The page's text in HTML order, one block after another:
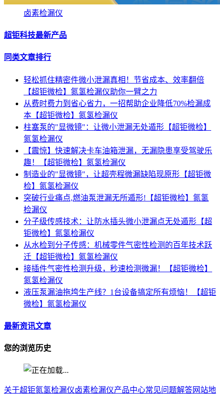
卤素检漏仪
超钜科技最新产品
同类文章排行
轻松抓住精密件微小泄漏真相！节省成本、效率翻倍
【超钜微检】氮氢检漏仪助你一臂之力
从费时费力到省心省力，一招帮助企业降低70%检漏成
本【超钜微检】氮氢检漏仪
柱塞泵的"显微镜"：让微小泄漏无处遁形【超钜微检】
氮氢检漏仪
【震惊】快速解决卡车油箱泄漏，无漏隐患享受驾驶乐
趣！【超钜微检】氮氢检漏仪
制造业的"显微镜"，让超壳程微漏缺陷现原形【超钜微
检】氮氢检漏仪
突破行业痛点,燃油泵泄漏无所遁形!【超钜微检】氮氢
检漏仪
分子级传感技术：让防水插头微小泄漏点无处遁形【超
钜微检】氮氢检漏仪
从水检到分子传感：机械零件气密性检测的百年技术跃
迁【超钜微检】氮氢检漏仪
接插件气密性检测升级，秒速检测微漏！【超钜微检】
氮氢检漏仪
液压泵漏油拖垮生产线？1台设备搞定所有烦恼！【超钜
微检】氮氢检漏仪
最新资讯文章
您的浏览历史
关于超钜氮氢检漏仪卤素检漏仪产品中心常见问题解答网站地